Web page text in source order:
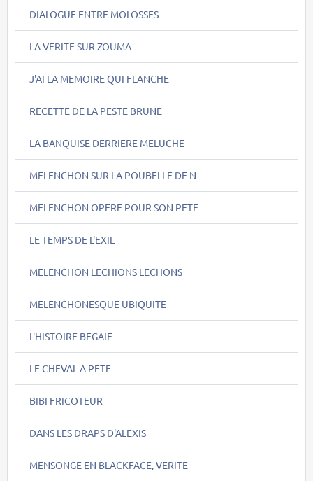
DIALOGUE ENTRE MOLOSSES
LA VERITE SUR ZOUMA
J'AI LA MEMOIRE QUI FLANCHE
RECETTE DE LA PESTE BRUNE
LA BANQUISE DERRIERE MELUCHE
MELENCHON SUR LA POUBELLE DE N
MELENCHON OPERE POUR SON PETE
LE TEMPS DE L'EXIL
MELENCHON LECHIONS LECHONS
MELENCHONESQUE UBIQUITE
L'HISTOIRE BEGAIE
LE CHEVAL A PETE
BIBI FRICOTEUR
DANS LES DRAPS D'ALEXIS
MENSONGE EN BLACKFACE, VERITE